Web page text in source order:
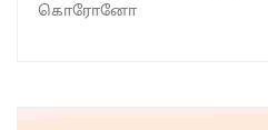
கொரோனோ